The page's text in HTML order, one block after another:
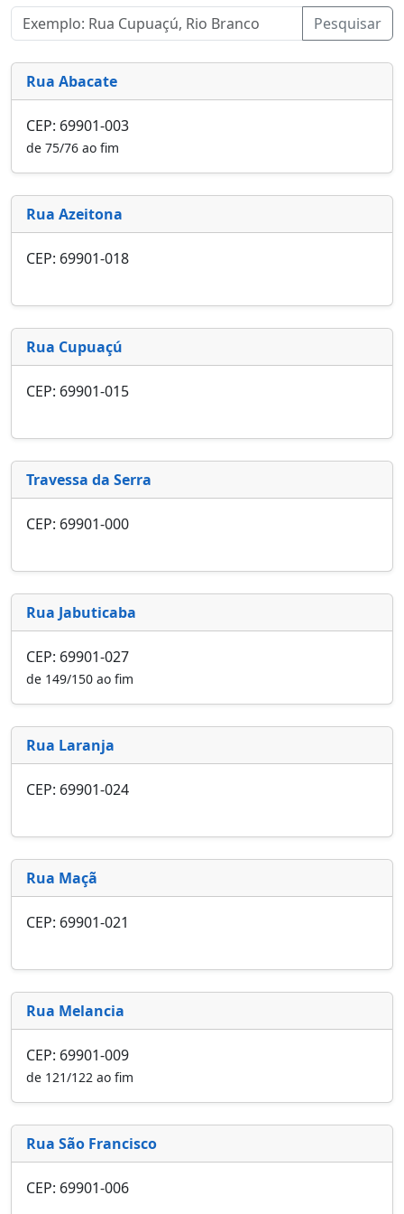
Pesquisar
Rua Abacate
CEP: 69901-003
de 75/76 ao fim
Rua Azeitona
CEP: 69901-018
Rua Cupuaçú
CEP: 69901-015
Travessa da Serra
CEP: 69901-000
Rua Jabuticaba
CEP: 69901-027
de 149/150 ao fim
Rua Laranja
CEP: 69901-024
Rua Maçã
CEP: 69901-021
Rua Melancia
CEP: 69901-009
de 121/122 ao fim
Rua São Francisco
CEP: 69901-006